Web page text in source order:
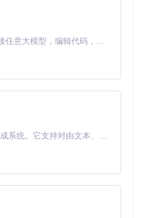
Claude Code 的开源替代方案。连接任意大模型，编辑代码，运行命令，自动验证 — 全自动执行。用 Rust 构建，极致性能。 ｜ An open-source alternative to Claude Code. Connect any LLM, edit code, run commands, and verify changes — autonomously. Built in Rust for speed. Get Started
MiniMax H3 是一个通用的全模态生成系统。它支持对由文本、图像、视频和音频组成的多模态上下文进行统一理解，并能生成分辨率高达 2K、时长可达 15 秒的带原生立体声音频的视频。得益于面向任务泛化的系统设计，H3 在预训练阶段就已具备广泛的多模态上下文理解与生成能力，能够出色地执行复杂的多模态指令。